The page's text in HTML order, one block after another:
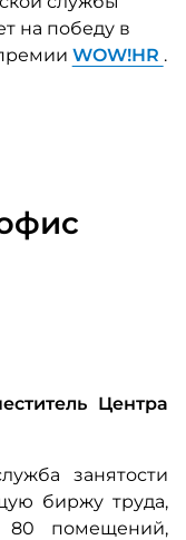
на победу в
WOW!HR .
Центра
занятости
биржу труда,
80 помещений,